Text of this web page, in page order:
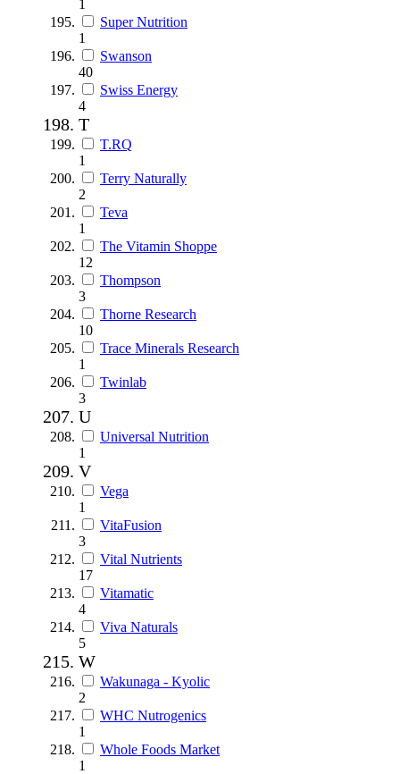
1
Super Nutrition
1
Swanson
40
Swiss Energy
4
T
T.RQ
1
Terry Naturally
2
Teva
1
The Vitamin Shoppe
12
Thompson
3
Thorne Research
10
Trace Minerals Research
1
Twinlab
3
U
Universal Nutrition
1
V
Vega
1
VitaFusion
3
Vital Nutrients
17
Vitamatic
4
Viva Naturals
5
W
Wakunaga - Kyolic
2
WHC Nutrogenics
1
Whole Foods Market
1